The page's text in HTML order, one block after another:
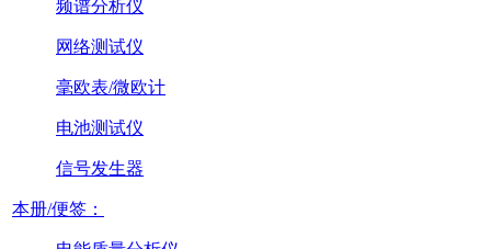
频谱分析仪
网络测试仪
毫欧表/微欧计
电池测试仪
信号发生器
本册/便签：